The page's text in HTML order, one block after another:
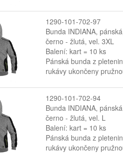
1290-101-702-97
Bunda INDIANA,
černo - žlutá, vel. 3XL
Balení: kart = 10 ks
Pánská bunda z
rukávy ukončeny
1290-101-702-94
Bunda INDIANA,
černo - žlutá, vel. L
Balení: kart = 10 ks
Pánská bunda z
rukávy ukončeny